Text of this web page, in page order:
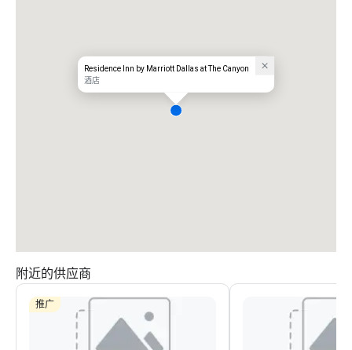
Residence Inn by Marriott Dallas at The Canyon
酒店
附近的供应商
推广